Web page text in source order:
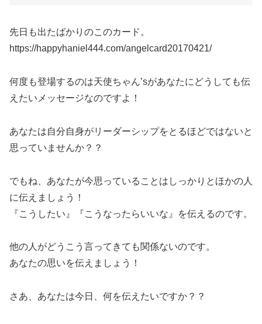
先日も出たばかりのこのカード。
https://happyhaniel444.com/angelcard20170421/
何度も登場するのは天使ちゃん’sがあなたにどうしても伝
えたいメッセージなのですよ！
あなたは自分自身がリーダーシップをとるほどではないと
思っていませんか？？
でもね、あなたが今思っていることはしっかりとほかの人
に伝えましょう！
『こうしたい』『こうなったらいいな』を伝えるのです。
他の人がどうこう言ってきても関係ないのです。
あなたの思いを伝えましょう！
さあ、あなたは今日、何を伝えたいですか？？